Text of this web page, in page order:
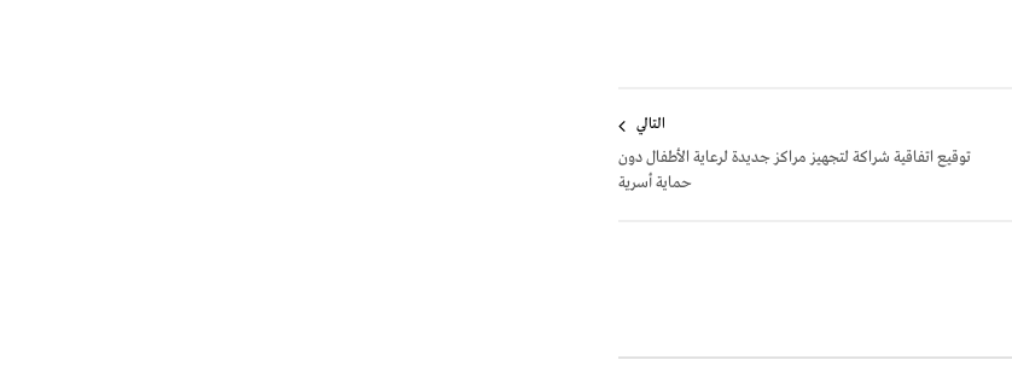
التالي
توقيع اتفاقية شراكة لتجهيز مراكز جديدة لرعاية الأطفال دون
حماية أسرية